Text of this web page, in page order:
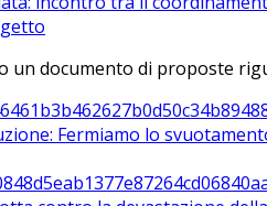
un documento di proposte
Fermiamo lo